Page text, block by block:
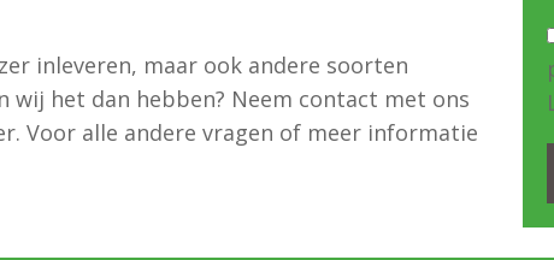
inleveren, maar ook andere soorten
wij het dan hebben? Neem contact met ons
Voor alle andere vragen of meer informatie